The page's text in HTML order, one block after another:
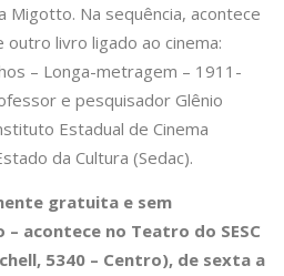
Migotto. Na sequência, acontece
livro ligado ao cinema:
– Longa-metragem – 1911-
e pesquisador Glênio
Estadual de Cinema
da Cultura (Sedac).
gratuita e sem
acontece no Teatro do SESC
5340 – Centro), de sexta a